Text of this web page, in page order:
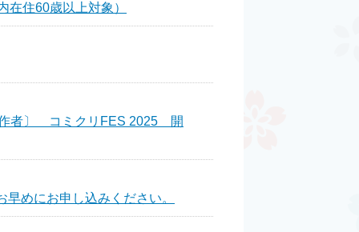
住60歳以上対象）
作者〕 コミクリFES 2025 開
めにお申し込みください。